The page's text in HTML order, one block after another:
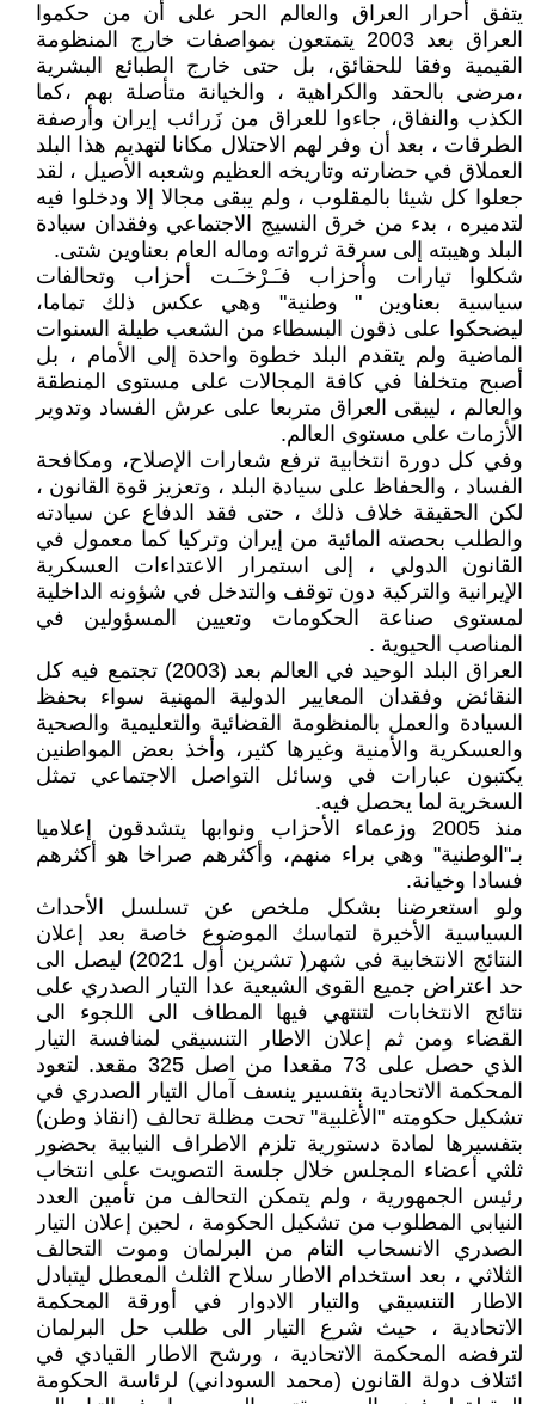
يتفق أحرار العراق والعالم الحر على أن من حكموا
العراق بعد 2003 يتمتعون بمواصفات خارج المنظومة
القيمية وفقا للحقائق، بل حتى خارج الطبائع البشرية
،مرضى بالحقد والكراهية ، والخيانة متأصلة بهم ،كما
الكذب والنفاق، جاءوا للعراق من زَرائب إيران وأرصفة
الطرقات ، بعد أن وفر لهم الاحتلال مكانا لتهديم هذا البلد
العملاق في حضارته وتاريخه العظيم وشعبه الأصيل ، لقد
جعلوا كل شيئا بالمقلوب ، ولم يبقى مجالا إلا ودخلوا فيه
لتدميره ، بدء من خرق النسيج الاجتماعي وفقدان سيادة
البلد وهيبته إلى سرقة ثرواته وماله العام بعناوين شتى.
شكلوا تيارات وأحزاب فـَـرْخـَـت أحزاب وتحالفات
سياسية بعناوين " وطنية" وهي عكس ذلك تماما،
ليضحكوا على ذقون البسطاء من الشعب طيلة السنوات
الماضية ولم يتقدم البلد خطوة واحدة إلى الأمام ، بل
أصبح متخلفا في كافة المجالات على مستوى المنطقة
والعالم ، ليبقى العراق متربعا على عرش الفساد وتدوير
الأزمات على مستوى العالم.
وفي كل دورة انتخابية ترفع شعارات الإصلاح، ومكافحة
الفساد ، والحفاظ على سيادة البلد ، وتعزيز قوة القانون ،
لكن الحقيقة خلاف ذلك ، حتى فقد الدفاع عن سيادته
والطلب بحصته المائية من إيران وتركيا كما معمول في
القانون الدولي ، إلى استمرار الاعتداءات العسكرية
الإيرانية والتركية دون توقف والتدخل في شؤونه الداخلية
لمستوى صناعة الحكومات وتعيين المسؤولين في
المناصب الحيوية .
العراق البلد الوحيد في العالم بعد (2003) تجتمع فيه كل
النقائض وفقدان المعايير الدولية المهنية سواء بحفظ
السيادة والعمل بالمنظومة القضائية والتعليمية والصحية
والعسكرية والأمنية وغيرها كثير، وأخذ بعض المواطنين
يكتبون عبارات في وسائل التواصل الاجتماعي تمثل
السخرية لما يحصل فيه.
منذ 2005 وزعماء الأحزاب ونوابها يتشدقون إعلاميا
بـ"الوطنية" وهي براء منهم، وأكثرهم صراخا هو أكثرهم
فسادا وخيانة.
ولو استعرضنا بشكل ملخص عن تسلسل الأحداث
السياسية الأخيرة لتماسك الموضوع خاصة بعد إعلان
النتائج الانتخابية في شهر( تشرين أول 2021) ليصل الى
حد اعتراض جميع القوى الشيعية عدا التيار الصدري على
نتائج الانتخابات لتنتهي فيها المطاف الى اللجوء الى
القضاء ومن ثم إعلان الاطار التنسيقي لمنافسة التيار
الذي حصل على 73 مقعدا من اصل 325 مقعد. لتعود
المحكمة الاتحادية بتفسير ينسف آمال التيار الصدري في
تشكيل حكومته "الأغلبية" تحت مظلة تحالف (انقاذ وطن)
بتفسيرها لمادة دستورية تلزم الاطراف النيابية بحضور
ثلثي أعضاء المجلس خلال جلسة التصويت على انتخاب
رئيس الجمهورية ، ولم يتمكن التحالف من تأمين العدد
النيابي المطلوب من تشكيل الحكومة ، لحين إعلان التيار
الصدري الانسحاب التام من البرلمان وموت التحالف
الثلاثي ، بعد استخدام الاطار سلاح الثلث المعطل ليتبادل
الاطار التنسيقي والتيار الادوار في أورقة المحكمة
الاتحادية ، حيث شرع التيار الى طلب حل البرلمان
لترفضه المحكمة الاتحادية ، ورشح الاطار القيادي في
ائتلاف دولة القانون (محمد السوداني) لرئاسة الحكومة